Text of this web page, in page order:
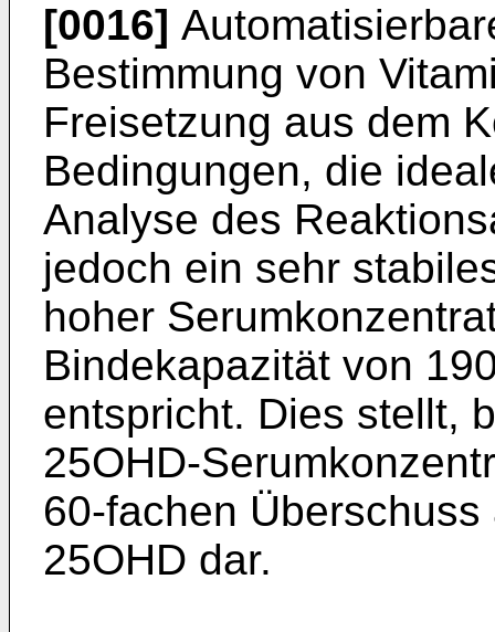
[0016]
Bestimmung von
Freisetzung aus dem
Bedingungen, die
Analyse des
jedoch ein sehr
hoher
Bindekapazität von
entspricht. Dies stellt,
25OHD-
60-fachen
25OHD dar.